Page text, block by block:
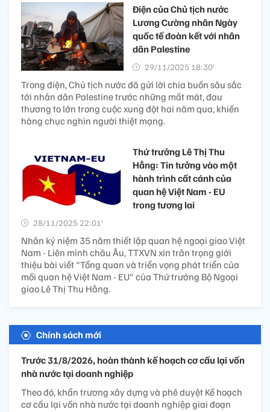
Điện của Chủ tịch nước
Lương Cường nhân Ngày
quốc tế đoàn kết với nhân
dân Palestine
29/11/2025 18:30’
Trong điện, Chủ tịch nước đã gửi lời chia buồn sâu sắc
tới nhân dân Palestine trước những mất mát, đau
thương to lớn trong cuộc xung đột hai năm qua, khiến
hàng chục nghìn người thiệt mạng.
Thứ trưởng Lê Thị Thu
Hằng: Tin tưởng vào một
hành trình cất cánh của
quan hệ Việt Nam - EU
trong tương lai
28/11/2025 22:01’
Nhân kỷ niệm 35 năm thiết lập quan hệ ngoại giao Việt
Nam - Liên minh châu Âu, TTXVN xin trân trọng giới
thiệu bài viết "Tổng quan và triển vọng phát triển của
mối quan hệ Việt Nam - EU" của Thứ trưởng Bộ Ngoại
giao Lê Thị Thu Hằng.
Chính sách mới
Trước 31/8/2026, hoàn thành kế hoạch cơ cấu lại vốn
nhà nước tại doanh nghiệp
Theo đó, khẩn trương xây dựng và phê duyệt Kế hoạch
cơ cấu lại vốn nhà nước tại doanh nghiệp giai đoạn